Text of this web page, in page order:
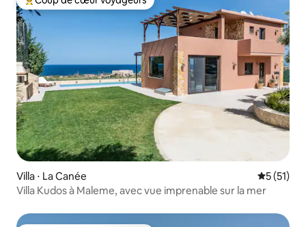
Coups de cœur voyageurs les plus appréciés
Villa ⋅ La Canée
5 (51)
Villa Kudos à Maleme, avec vue imprenable sur la mer